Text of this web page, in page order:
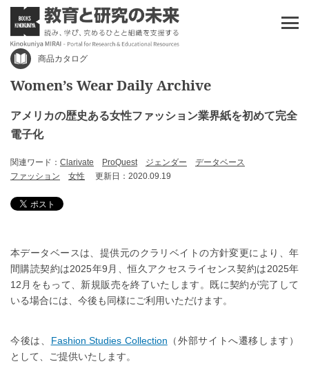
商品カタログ
Women’s Wear Daily Archive
アメリカの歴史ある女性ファッション業界紙を初めて完全
電子化
関連ワード： Clarivate ProQuest ジェンダー
データベース
ファッション
女性 更新日：2020.09.19
本データベースは、提供元のクラリベイトの方針変更により、年
間購読契約は2025年9月、恒久アクセスライセンス契約は2025年
12月をもって、新規販売を終了いたします。既に契約が完了して
いる場合には、今後も同様にご利用いただけます。
今後は、 Fashion Studies Collection （外部サイトへ遷移します）
として、ご提供いたします。